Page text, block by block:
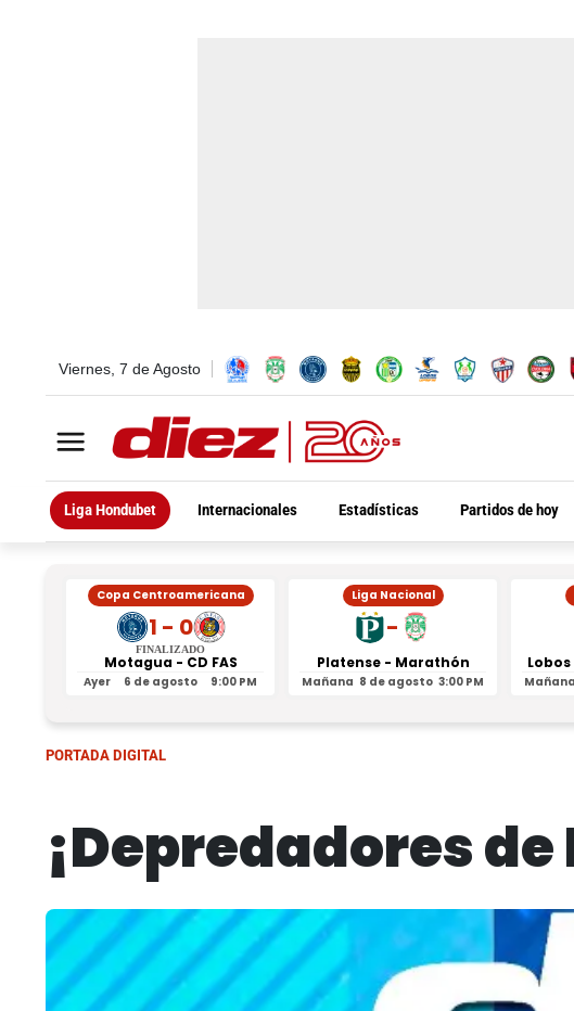
Viernes, 7 de Agosto
Liga Hondubet Internacionales Estadísticas Partidos de hoy
Copa Centroamericana
1 - 0
FINALIZADO
Motagua - CD FAS
Ayer 6 de agosto 9:00 PM
Liga Nacional
-
Platense - Marathón
Mañana 8 de agosto 3:00 PM
Lobos
Mañana
PORTADA DIGITAL
¡Depredadores